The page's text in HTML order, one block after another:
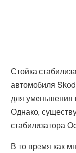
Стойка
автомобиля
для уменьшения
Однако,
стабилизатора
В то время как